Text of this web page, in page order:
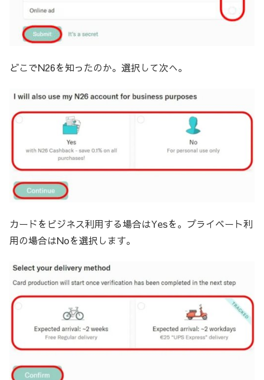
どこでN26を知ったのか。選択して次へ。
カードをビジネス利用する場合はYesを。プライベート利
用の場合はNoを選択します。